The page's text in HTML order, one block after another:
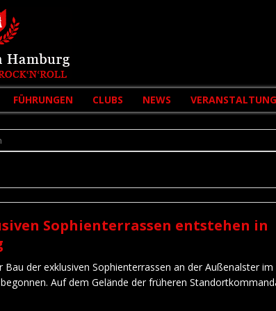
FÜHRUNGEN CLUBS NEWS
Sophienterrassen entstehen in
Bau der exklusiven Sophienterrassen an der Außenalster im
Auf dem Gelände der früheren